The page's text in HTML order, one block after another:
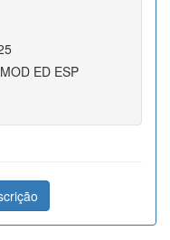
ED ESP